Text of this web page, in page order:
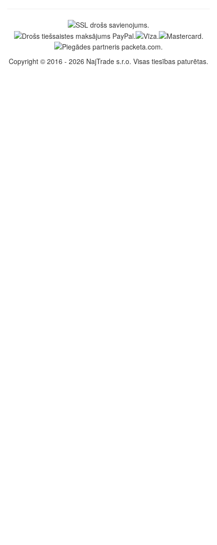
Copyright © 2016 - 2026 NajTrade s.r.o. Visas tiesības paturētas.